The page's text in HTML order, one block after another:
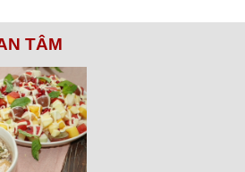
TÂM